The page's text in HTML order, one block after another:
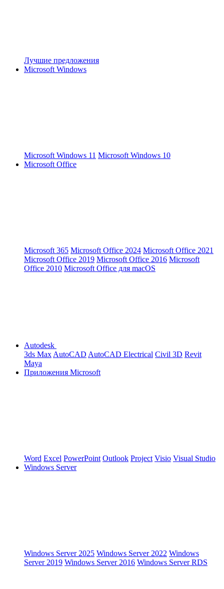
Лучшие предложения
Microsoft Windows
Microsoft Windows 11 Microsoft Windows 10
Microsoft Office
Microsoft 365 Microsoft Office 2024 Microsoft Office 2021
Microsoft Office 2019 Microsoft Office 2016 Microsoft
Office 2010 Microsoft Office для macOS
Autodesk
3ds Max AutoCAD AutoCAD Electrical Civil 3D Revit
Maya
Приложения Microsoft
Word Excel PowerPoint Outlook Project Visio Visual Studio
Windows Server
Windows Server 2025 Windows Server 2022 Windows
Server 2019 Windows Server 2016 Windows Server RDS